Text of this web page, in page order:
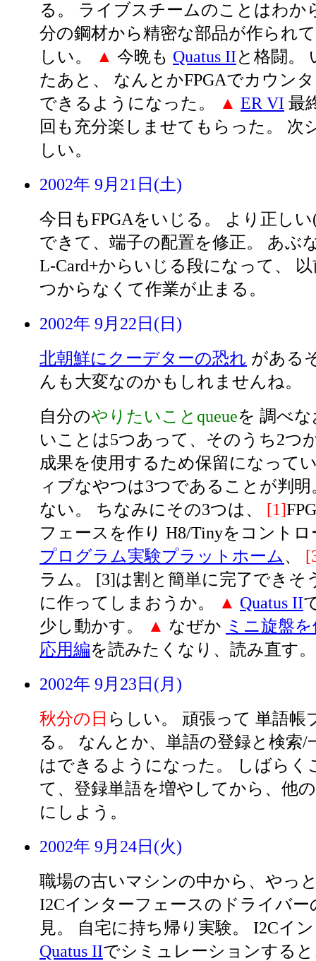
る。 ライブスチームのことはわか
分の鋼材から精密な部品が作られ
しい。
▲ 今晩も Quatus IIと格闘。
たあと、 なんとかFPGAでカウン
できるようになった。
▲ ER VI 最
回も充分楽しませてもらった。 次
しい。
2002年 9月21日(土)
今日もFPGAをいじる。 より正し
できて、端子の配置を修正。 あぶ
L-Card+からいじる段になって、
つからなくて作業が止まる。
2002年 9月22日(日)
北朝鮮にクーデターの恐れ がある
んも大変なのかもしれませんね。
自分のやりたいことqueueを 調べ
いことは5つあって、そのうち2つ
成果を使用するため保留になって
ィブなやつは3つであることが判
ない。 ちなみにその3つは、 [1]
フェースを作り H8/Tinyをコント
プログラム実験プラットホーム、
ラム。 [3]は割と簡単に完了できそ
に作ってしまおうか。
▲ Quatus II
少し動かす。
▲ なぜか ミニ旋盤
応用編を読みたくなり、読み直す。
2002年 9月23日(月)
秋分の日 らしい。 頑張って 単語帳
る。 なんとか、単語の登録と検索/
はできるようになった。 しばらく
て、登録単語を増やしてから、他
にしよう。
2002年 9月24日(火)
職場の古いマシンの中から、やっ
I2Cインターフェースのドライバー
見。 自宅に持ち帰り実験。 I2Cイ
Quatus IIでシミュレーションする